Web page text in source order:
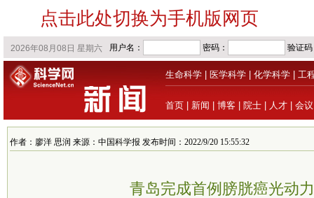
点击此处切换为手机版网页
生命科学 医学科学 化学科学 工
首页 新闻 博客 院士 人才 会议
作者：廖洋 思润 来源：中国科学报 发布时间：2022/9/20 15:55:32
青岛完成首例膀胱癌光动